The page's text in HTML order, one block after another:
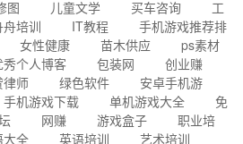
图 儿童文学 买车咨询
工
舟培训 IT教程
手机游戏推荐排
女性健康 苗木供应
ps素材
秀个人博客 包装网
创业赚
律师 绿色软件
安卓手机游
手机游戏下载 单机游戏大全
免
网赚 游戏盒子
职业培
大全 英语培训
艺术培训